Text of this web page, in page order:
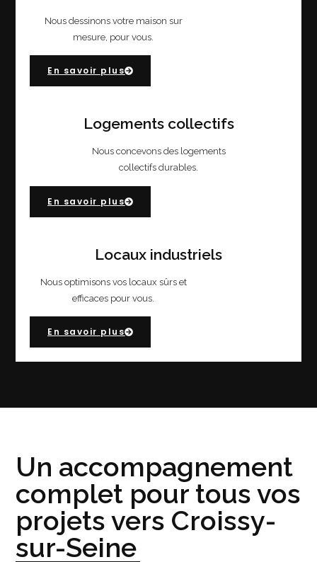
Nous dessinons votre maison sur
mesure, pour vous.
En savoir plus
Logements collectifs
Nous concevons des logements
collectifs durables.
En savoir plus
Locaux industriels
Nous optimisons vos locaux sûrs et
efficaces pour vous.
En savoir plus
Un accompagnement
complet pour tous vos
projets vers Croissy-
sur-Seine